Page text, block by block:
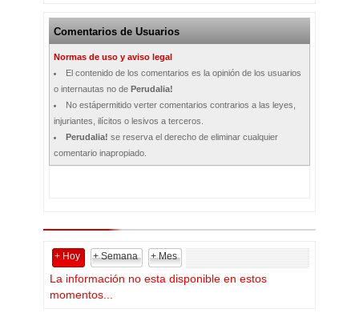
Comentarios de Usuarios
Normas de uso y aviso legal
El contenido de los comentarios es la opinión de los usuarios
o internautas no dePerudalia!
No estápermitido verter comentarios contrarios a las leyes,
injuriantes, ilícitos o lesivos a terceros.
Perudalia! se reserva el derecho de eliminar cualquier
comentario inapropiado.
+ Hoy + Semana + Mes
La información no esta disponible en estos
momentos...